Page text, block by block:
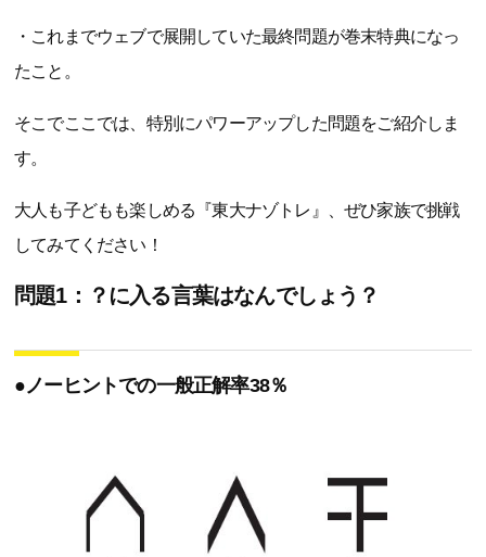
・これまでウェブで展開していた最終問題が巻末特典になっ
たこと。
そこでここでは、特別にパワーアップした問題をご紹介しま
す。
大人も子どもも楽しめる『東大ナゾトレ』、ぜひ家族で挑戦
してみてください！
問題1：？に入る言葉はなんでしょう？
●ノーヒントでの一般正解率38％